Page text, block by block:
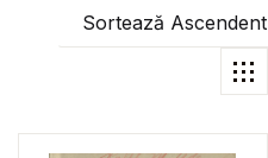
Sortează Ascendent